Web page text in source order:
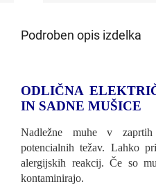
Podroben opis izdelka
ODLIČNA
IN SADNE MUŠICE
Nadležne muhe v
potencialnih težav. Lahko
alergijskih reakcij. Če so
kontaminirajo.